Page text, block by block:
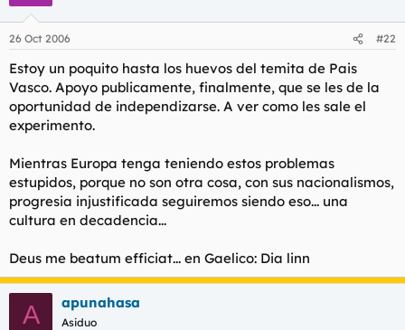
26 Oct 2006 #22
Estoy un poquito hasta los huevos del temita de Pais
Vasco. Apoyo publicamente, finalmente, que se les de la
oportunidad de independizarse. A ver como les sale el
experimento.
Mientras Europa tenga teniendo estos problemas
estupidos, porque no son otra cosa, con sus nacionalismos,
progresia injustificada seguiremos siendo eso... una
cultura en decadencia...
Deus me beatum efficiat... en Gaelico: Dia linn
A apunahasa
Asiduo